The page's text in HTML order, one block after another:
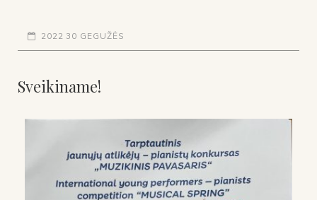
2022 30 GEGUŽĖS
Sveikiname!